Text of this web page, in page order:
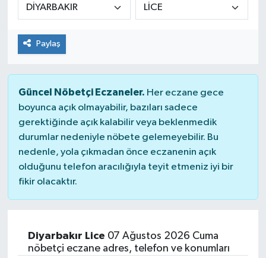
Paylaş
Güncel Nöbetçi Eczaneler. Her eczane gece
boyunca açık olmayabilir, bazıları sadece
gerektiğinde açık kalabilir veya beklenmedik
durumlar nedeniyle nöbete gelemeyebilir. Bu
nedenle, yola çıkmadan önce eczanenin açık
olduğunu telefon aracılığıyla teyit etmeniz iyi bir
fikir olacaktır.
Diyarbakır Lice 07 Ağustos 2026 Cuma
nöbetçi eczane adres, telefon ve konumları
KİĞI
MERKEZ
SAĞLIK
SİYASET
SOLHAN
SPOR
YAYLADERE